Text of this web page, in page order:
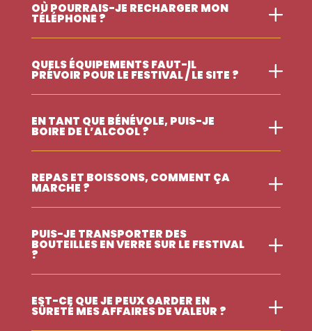
OÙ POURRAIS-JE RECHARGER MON
TÉLÉPHONE ?
QUELS ÉQUIPEMENTS FAUT-IL
PRÉVOIR POUR LE FESTIVAL / LE SITE ?
EN TANT QUE BÉNÉVOLE, PUIS-JE
BOIRE DE L’ALCOOL ?
REPAS ET BOISSONS, COMMENT ÇA
MARCHE ?
PUIS-JE TRANSPORTER DES
BOUTEILLES EN VERRE SUR LE FESTIVAL
?
EST-CE QUE JE PEUX GARDER EN
SÛRETÉ MES AFFAIRES DE VALEUR ?